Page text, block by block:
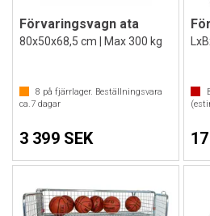
Förvaringsvagn ata
80x50x68,5 cm | Max 300 kg
8 på fjärrlager. Beställningsvara
ca.7 dagar
3 399 SEK